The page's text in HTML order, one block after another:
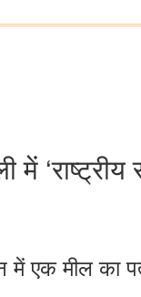
‘राष्ट्रीय
एक मील का